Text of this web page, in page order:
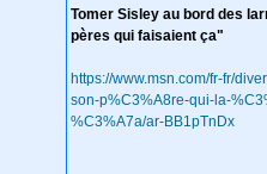
Tomer Sisley au bord des
pères qui faisaient ça"
https://www.msn.com/fr-fr/
son-p%C3%A8re-qui-la-
%C3%A7a/ar-BB1pTnDx